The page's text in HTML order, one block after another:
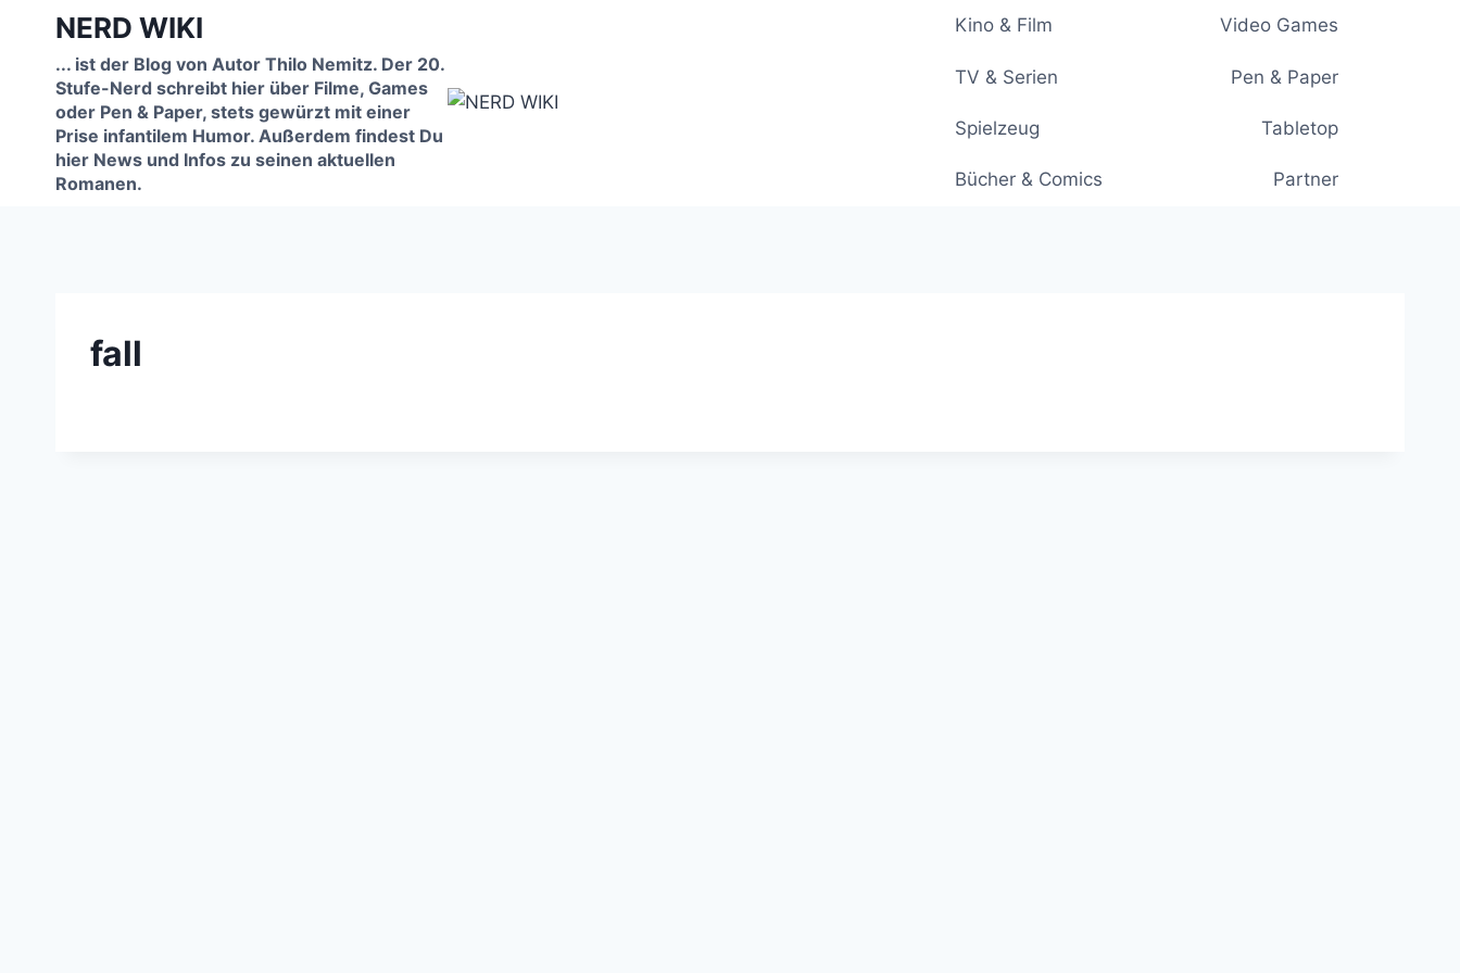
springen
NERD WIKI
... ist der Blog von Autor Thilo Nemitz. Der 20.
Stufe-Nerd schreibt hier über Filme, Games
oder Pen & Paper, stets gewürzt mit einer
Prise infantilem Humor. Außerdem findest Du
hier News und Infos zu seinen aktuellen
Romanen.
Kino & Film Video Games
TV & Serien Pen & Paper
Spielzeug Tabletop
Bücher & Comics Partner
fall